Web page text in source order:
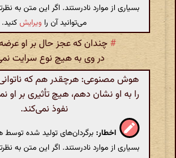
بسیاری از موارد نادرستند. اگر این متن به
می‌توانید آن را ویرایشکنید.
# چندان که عجز حال بر او
در وی به هیچ نوع سرایت
هوش مصنوعی: هرچقدر هم که
را به او نشان دهم، هیچ تأثیری بر او
نفوذ نمی‌کند.
اخطار: برگردان‌های تولید شده
بسیاری از موارد نادرستند. اگر این متن به